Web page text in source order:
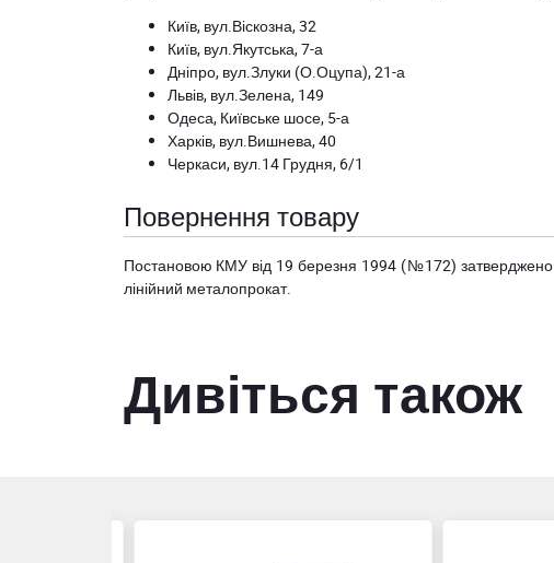
Київ, вул.Віскозна, 32
Київ, вул.Якутська, 7-а
Дніпро, вул.Злуки (О.Оцупа), 21-а
Львів, вул.Зелена, 149
Одеса, Київське шосе, 5-а
Харків, вул.Вишнева, 40
Черкаси, вул.14 Грудня, 6/1
Повернення товару
Постановою КМУ від 19 березня 1994 (№172) затверджено
лінійний металопрокат.
Дивіться також